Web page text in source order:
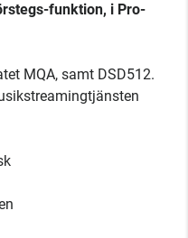
funktion, i Pro-
MQA, samt DSD512.